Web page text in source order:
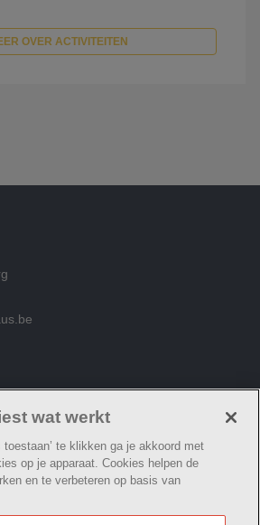
OVER ACTIVITEITEN
wat werkt
toestaan’ te klikken ga je akkoord met
op je apparaat. Cookies helpen de
en te verbeteren op basis van